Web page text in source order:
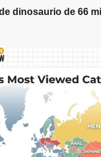
dinosaurio de 66